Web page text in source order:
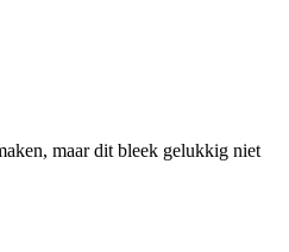
maar dit bleek gelukkig niet